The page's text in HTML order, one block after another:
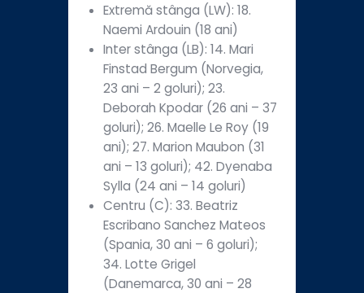
Extremă stânga (LW): 18.
Naemi Ardouin (18 ani)
Inter stânga (LB): 14. Mari
Finstad Bergum (Norvegia,
23 ani – 2 goluri); 23.
Deborah Kpodar (26 ani – 37
goluri); 26. Maelle Le Roy (19
ani); 27. Marion Maubon (31
ani – 13 goluri); 42. Dyenaba
Sylla (24 ani – 14 goluri)
Centru (C): 33. Beatriz
Escribano Sanchez Mateos
(Spania, 30 ani – 6 goluri);
34. Lotte Grigel
(Danemarca, 30 ani – 28